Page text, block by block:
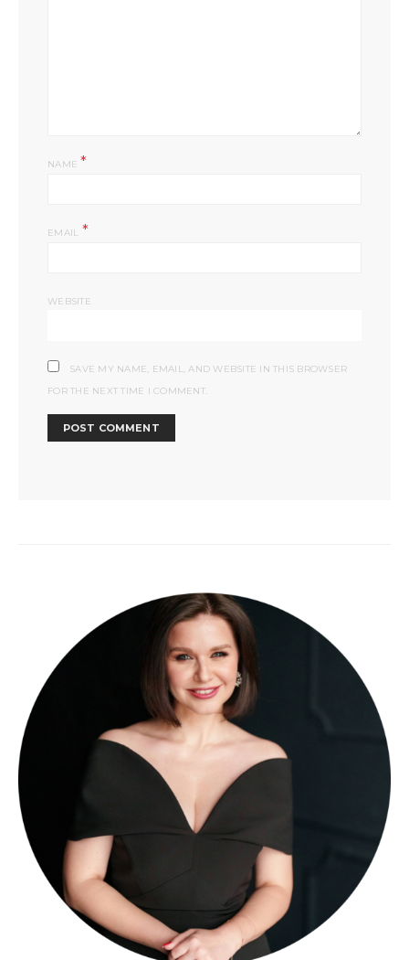
NAME*
EMAIL *
WEBSITE
SAVE MY NAME, EMAIL, AND WEBSITE IN THIS BROWSER
FOR THE NEXT TIME I COMMENT.